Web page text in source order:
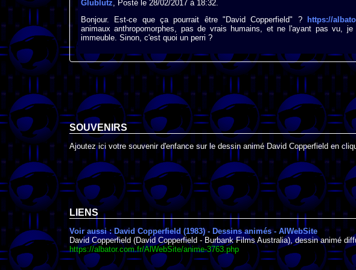
Glublutz , Posté le 28/02/2017 à 18:32.
Bonjour. Est-ce que ça pourrait être "David Copperfield" ?
https://
animaux anthropomorphes, pas de vrais humains, et ne l'ayant pas vu,
immeuble. Sinon, c'est quoi un perri ?
SOUVENIRS
Ajoutez ici votre souvenir d'enfance sur le dessin animé David Copperfield en
LIENS
Voir aussi : David Copperfield (1983) - Dessins animés - AlWebSite
David Copperfield (David Copperfield - Burbank Films Australia), dessin animé
https://albator.com.fr/AlWebSite/anime-3763.php